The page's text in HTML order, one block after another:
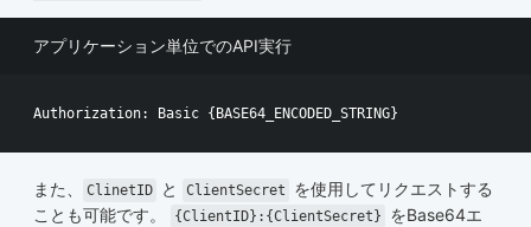
アプリケーション単位でのAPI実行
また、 ClinetID と ClientSecret
を使用してリクエストする
ことも可能です。
{ClientID}:{ClientSecret}
をBase64エ